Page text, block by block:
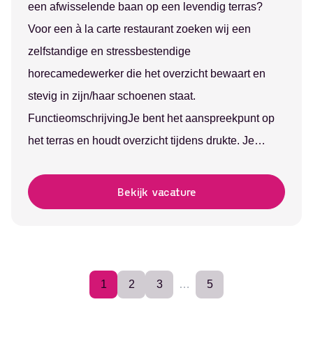
een afwisselende baan op een levendig terras?
Voor een à la carte restaurant zoeken wij een
zelfstandige en stressbestendige
horecamedewerker die het overzicht bewaart en
stevig in zijn/haar schoenen staat.
FunctieomschrijvingJe bent het aanspreekpunt op
het terras en houdt overzicht tijdens drukte. Je…
Bekijk vacature
1 2 3 … 5